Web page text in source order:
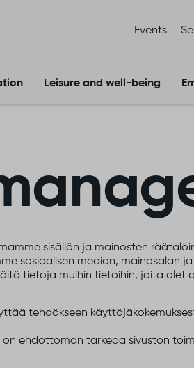
Events
Leisure and well-being
sisällön ja mainosten
sosiaalisen median, mainosalan
tietoja muihin tietoihin, joita olet
tehdäkseen
ehdottoman tärkeää sivuston